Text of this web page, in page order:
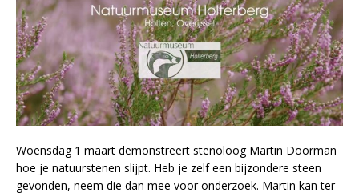
Woensdag 1 maart demonstreert stenoloog Martin Doorman
hoe je natuurstenen slijpt. Heb je zelf een bijzondere steen
gevonden, neem die dan mee voor onderzoek. Martin kan ter